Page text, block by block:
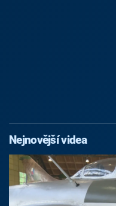
Nejnovější videa